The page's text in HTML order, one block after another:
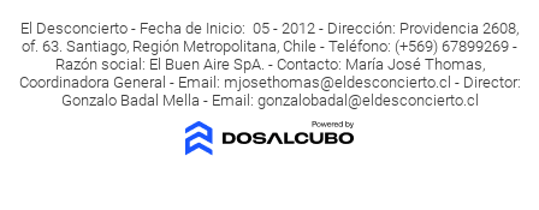
El Desconcierto - Fecha de Inicio: 05 - 2012 - Dirección: Providencia 2608,
of. 63. Santiago, Región Metropolitana, Chile - Teléfono: (+569) 67899269 -
Razón social: El Buen Aire SpA. - Contacto: María José Thomas,
Coordinadora General - Email: mjosethomas@eldesconcierto.cl - Director:
Gonzalo Badal Mella - Email: gonzalobadal@eldesconcierto.cl